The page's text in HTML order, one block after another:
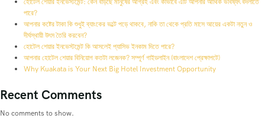
পারে?
আপনার কষ্টের টাকা কি শুধুই ব্যাংকের ভল্টে পড়ে থাকবে, নাকি তা থেকে প্রতি মাসে আয়ের একটা নতুন ও
দীর্ঘস্থায়ী উৎস তৈরি করবেন?
হোটেল শেয়ার ইনভেস্টমেন্ট কি আসলেই প্যাসিভ ইনকাম দিতে পারে?
আপনার হোটেল শেয়ার বিনিয়োগ কতটা লজেনক? সম্পূর্ণ গাইডলাইন (বাংলাদেশ প্রেক্ষাপটে)
Why Kuakata is Your Next Big Hotel Investment Opportunity
Recent Comments
No comments to show.